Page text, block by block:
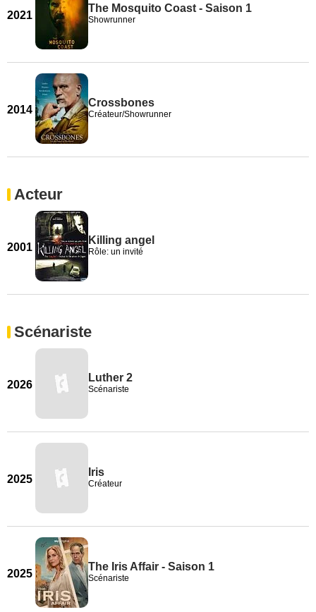
2021
The Mosquito Coast - Saison 1
Showrunner
2014
Crossbones
Créateur/Showrunner
Acteur
2001
Killing angel
Rôle: un invité
Scénariste
2026
Luther 2
Scénariste
2025
Iris
Créateur
2025
The Iris Affair - Saison 1
Scénariste